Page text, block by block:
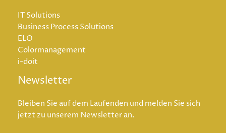
IT Solutions
Business Process Solutions
ELO
Colormanagement
i-doit
Newsletter
Bleiben Sie auf dem Laufenden und melden Sie sich
jetzt zu unserem Newsletter an.